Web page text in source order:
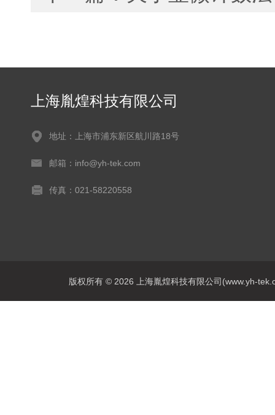
上海胤煌科技有限公司
地址：上海市浦东新区航川路18号
邮箱：info@yh-tek.com
传真：021-58220558
版权所有 © 2026 上海胤煌科技有限公司(www.yh-